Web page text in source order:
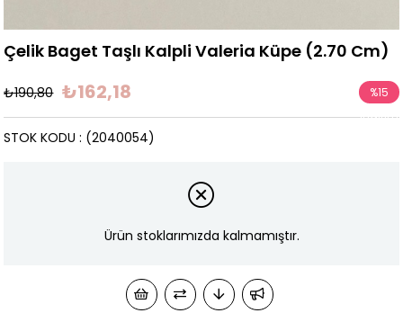
Çelik Baget Taşlı Kalpli Valeria Küpe (2.70 Cm)
₺190,80 ₺162,18 %15
İndirim
(2040054)
STOK KODU
Ürün stoklarımızda kalmamıştır.